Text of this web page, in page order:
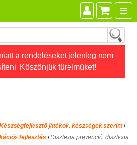
a rendeléseket jelenleg nem
Köszönjük türelmüket!
Készségfejlesztő játékok, készségek szerint /
fejlesztés /Diszlexia prevenció, diszlexia
Összes játék
Játékok életkor szerint
Bébijátékok